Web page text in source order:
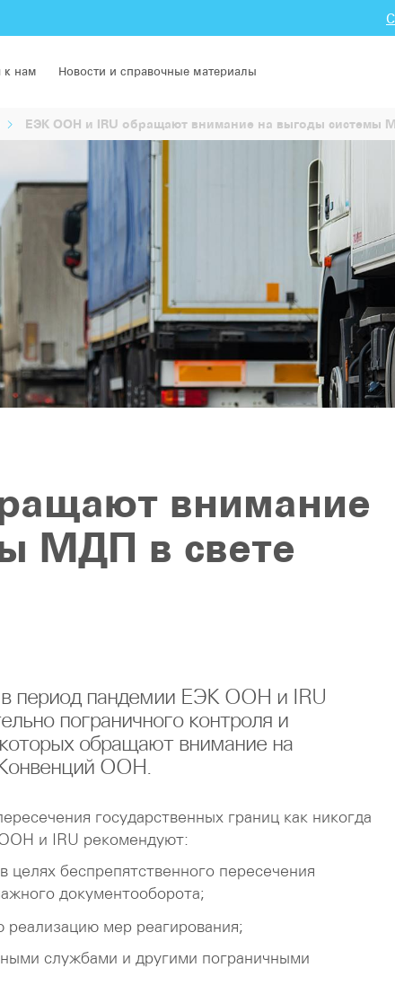
к нам Новости и справочные материалы
ЕЭК ООН и IRU обращают внимание на выгоды системы
внимание
МДП в свете
в период пандемии ЕЭК ООН и IRU
пограничного контроля и
обращают внимание на
ООН.
государственных границ как никогда
и IRU рекомендуют:
беспрепятственного пересечения
документооборота;
мер реагирования;
службами и другими пограничными